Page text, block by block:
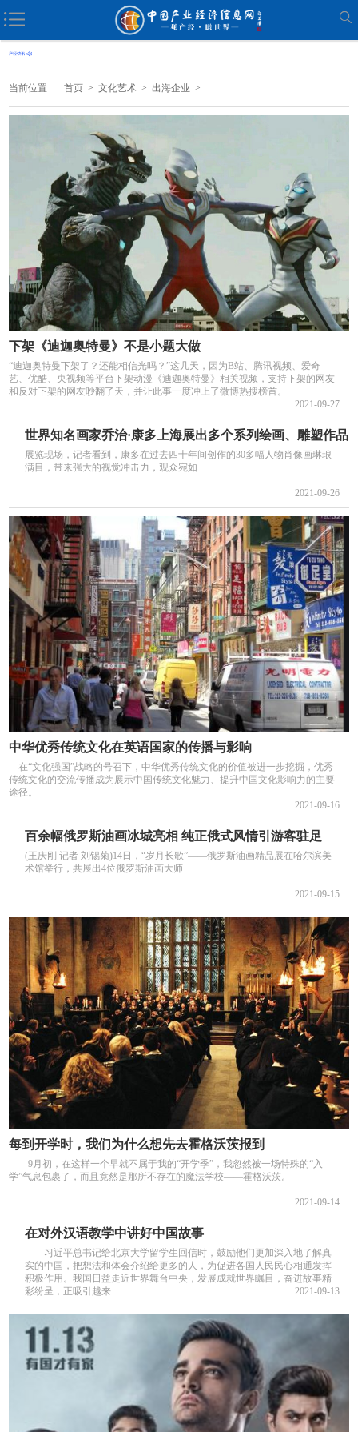
当前位置 首页 > 文化艺术 > 出海企业 >
下架《迪迦奥特曼》不是小题大做
“迪迦奥特曼下架了？还能相信光吗？”这几天，因为B站、腾讯视频、爱奇
艺、优酷、央视频等平台下架动漫《迪迦奥特曼》相关视频，支持下架的网友
和反对下架的网友吵翻了天，并让此事一度冲上了微博热搜榜首。
2021-09-27
世界知名画家乔治·康多上海展出多个系列绘画、雕塑作品
展览现场，记者看到，康多在过去四十年间创作的30多幅人物肖像画琳琅
满目，带来强大的视觉冲击力，观众宛如
2021-09-26
中华优秀传统文化在英语国家的传播与影响
在“文化强国”战略的号召下，中华优秀传统文化的价值被进一步挖掘，优秀
传统文化的交流传播成为展示中国传统文化魅力、提升中国文化影响力的主要
途径。
2021-09-16
百余幅俄罗斯油画冰城亮相 纯正俄式风情引游客驻足
(王庆刚 记者 刘锡菊)14日，“岁月长歌”——俄罗斯油画精品展在哈尔滨美
术馆举行，共展出4位俄罗斯油画大师
2021-09-15
每到开学时，我们为什么想先去霍格沃茨报到
9月初，在这样一个早就不属于我的“开学季”，我忽然被一场特殊的“入
学”气息包裹了，而且竟然是那所不存在的魔法学校——霍格沃茨。
2021-09-14
在对外汉语教学中讲好中国故事
习近平总书记给北京大学留学生回信时，鼓励他们更加深入地了解真
实的中国，把想法和体会介绍给更多的人，为促进各国人民民心相通发挥
积极作用。我国日益走近世界舞台中央，发展成就世界瞩目，奋进故事精
彩纷呈，正吸引越来...
2021-09-13